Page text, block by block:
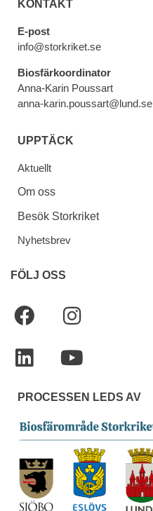
KONTAKT
E-post
info@storkriket.se
Biosfärkoordinator
Anna-Karin Poussart
anna-karin.poussart@lund.se
UPPTÄCK
Aktuellt
Om oss
Besök Storkriket
Nyhetsbrev
FÖLJ OSS
PROCESSEN LEDS AV